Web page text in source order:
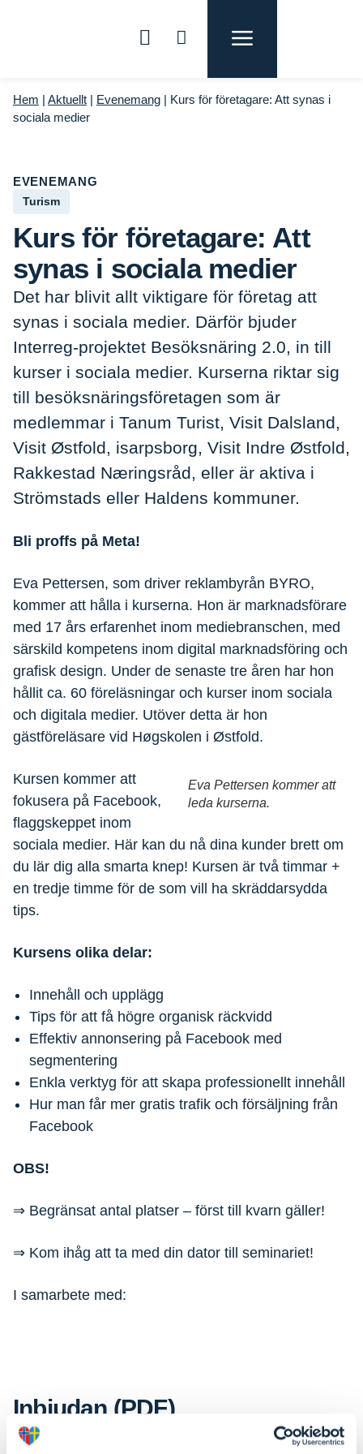
Hem | Aktuellt | Evenemang | Kurs för företagare: Att synas i
sociala medier
EVENEMANG
Turism
Kurs för företagare: Att
synas i sociala medier
Det har blivit allt viktigare för företag att
synas i sociala medier. Därför bjuder
Interreg-projektet Besöksnäring 2.0, in till
kurser i sociala medier. Kurserna riktar sig
till besöksnäringsföretagen som är
medlemmar i Tanum Turist, Visit Dalsland,
Visit Østfold, isarpsborg, Visit Indre Østfold,
Rakkestad Næringsråd, eller är aktiva i
Strömstads eller Haldens kommuner.
Bli proffs på Meta!
Eva Pettersen, som driver reklambyrån BYRO,
kommer att hålla i kurserna. Hon är marknadsförare
med 17 års erfarenhet inom mediebranschen, med
särskild kompetens inom digital marknadsföring och
grafisk design. Under de senaste tre åren har hon
hållit ca. 60 föreläsningar och kurser inom sociala
och digitala medier. Utöver detta är hon
gästföreläsare vid Høgskolen i Østfold.
Eva Pettersen kommer att
leda kurserna.
Kursen kommer att
fokusera på Facebook,
flaggskeppet inom
sociala medier. Här kan du nå dina kunder brett om
du lär dig alla smarta knep! Kursen är två timmar +
en tredje timme för de som vill ha skräddarsydda
tips.
Kursens olika delar:
Innehåll och upplägg
Tips för att få högre organisk räckvidd
Effektiv annonsering på Facebook med
segmentering
Enkla verktyg för att skapa professionellt innehåll
Hur man får mer gratis trafik och försäljning från
Facebook
OBS!
⇒ Begränsat antal platser – först till kvarn gäller!
⇒ Kom ihåg att ta med din dator till seminariet!
I samarbete med:
Inbjudan (PDF)